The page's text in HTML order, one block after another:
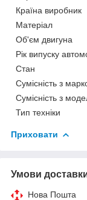
Країна виробник
Матеріал
Об'єм двигуна
Рік випуску
Стан
Сумісність з
Сумісність з
Тип техніки
Приховати
Умови
Нова Пошта